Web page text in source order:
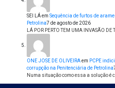
SEI LÁem Sequência de furtos de
Petrolina7 de agosto de 2026
LÁ POR PERTO TEM UMA INVASÃO DE
ONE JOSE DE OLIVEIRAem PCPE
corrupção na Penitenciária de Petrolina
Numa situação como essa a solução é